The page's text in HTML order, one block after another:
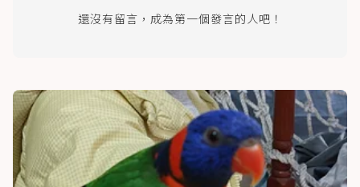
還沒有留言，成為第一個發言的人吧！